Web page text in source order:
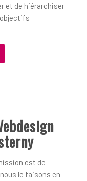
et de hiérarchiser
est de
le faisons en